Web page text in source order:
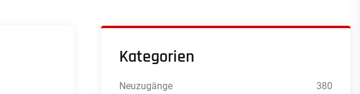
Kategorien
Neuzugänge 380